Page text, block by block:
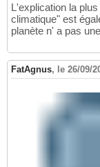
L'explication la
climatique" est
planète n' a pas
FatAgnus, le 26/09/